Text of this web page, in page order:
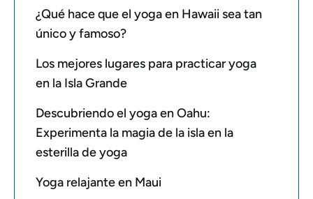
¿Qué hace que el yoga en Hawaii sea tan
único y famoso?
Los mejores lugares para practicar yoga
en la Isla Grande
Descubriendo el yoga en Oahu:
Experimenta la magia de la isla en la
esterilla de yoga
Yoga relajante en Maui